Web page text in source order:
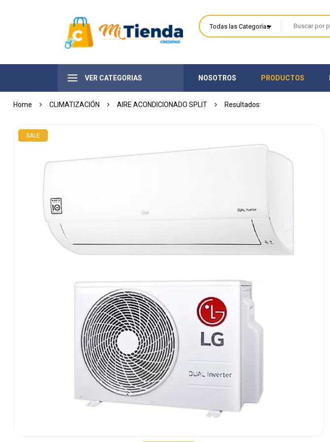
VER CATEGORIAS NOSOTROS PRODUCTOS
Home CLIMATIZACIÓN AIRE ACONDICIONADO SPLIT
SALE